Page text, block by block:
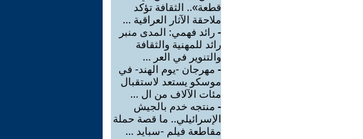
قطعة».. الثقافة تؤكد
ملاحقة الآثار العراقية ...
- رائد فهمي: المدى منبر
رائد للمهنية والثقافة
والتنوير في العر ...
- مهرجان -يوم الهند- في
موسكو يستعد لاستقبال
مئات الآلاف من ال ...
- منتجه خدم بالجيش
الإسرائيلي.. ما قصة حملة
مقاطعة فيلم -سبايد ...